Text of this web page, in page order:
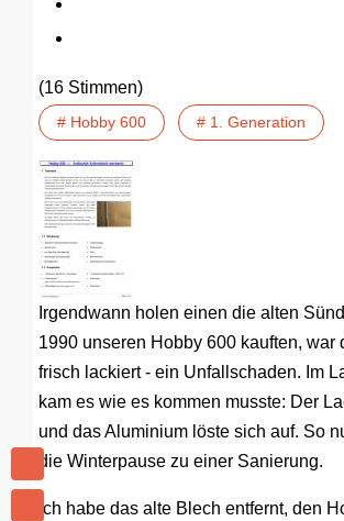
(16 Stimmen)
# Hobby 600 # 1. Generation
Irgendwann holen einen die alten
1990 unseren Hobby 600 kauften, war
frisch lackiert - ein Unfallschaden. Im
kam es wie es kommen musste: Der
und das Aluminium löste sich auf. So
die Winterpause zu einer Sanierung.
Ich habe das alte Blech entfernt, den